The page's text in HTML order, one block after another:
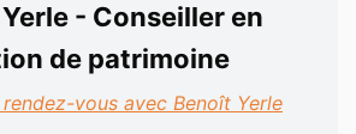
- Conseiller en
de patrimoine
vous avec Benoît Yerle